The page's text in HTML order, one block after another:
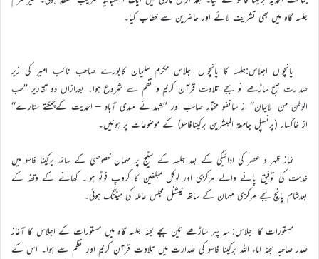
جلسہ گاہ میں بھی تشریف لائے اور حاضرین سے خطاب کیا۔
پانچواں اجلاس:جلسہ کا پانچواں اجلاس مکرم سلیمان کابورے صاحب نائب امیر کی زیر
صدارت صبح ساڑھے نو بجے تلاوت قرآن کریم و نظم سے شروع ہوا۔ بعدازاں دو تقاریر ’’حب
الوطن من الایمان‘‘ از سانفو مختار صاحب اور ’’شہدائے مہدی آباد – احمدیت کےچمکتے ستارے‘‘
از خاکسار (پرنسپل جامعۃ المبشرین برکینافاسو) کے موضوعات پر ہوئیں۔
نماز ظہر و عصر کی ادائیگی کے بعد جلسہ کے سٹیج پر مہمان خصوصی کے ساتھ برکینا فاسو میں
خدمت کی توفیق پانے والے مرکزی اور لوکل مبلغین کا گروپ فوٹو ہوا۔ کھانے کے وقفہ کے
بعدشام پانچ بجے مرکزی مہمان کے ساتھ نیشنل مجلس عاملہ کی میٹنگ ہوئی۔
مستورات کا اجلاس: سہ پہر ساڑھے تین بجے لجنہ جلسہ گاہ میں مستورات کے اجلاس کا آغاز
صدر صاحبہ لجنہ اماء اللہ برکینا فاسو کی صدارت میں تلاوت قرآن کریم اور نظم سے ہوا۔ اس کے